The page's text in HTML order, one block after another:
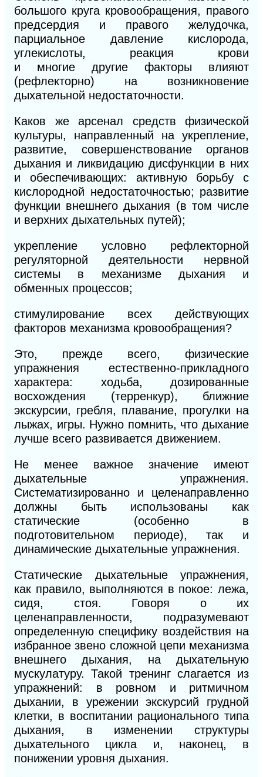
большого круга кровообращения, правого
предсердия и правого желудочка,
парциальное давление кислорода,
углекислоты, реакция крови
и многие другие факторы влияют
(рефлекторно) на возникновение
дыхательной недостаточности.
Каков же арсенал средств физической
культуры, направленный на укрепление,
развитие, совершенствование органов
дыхания и ликвидацию дисфункции в них
и обеспечивающих: активную борьбу с
кислородной недостаточностью; развитие
функции внешнего дыхания (в том числе
и верхних дыхательных путей);
укрепление условно рефлекторной
регуляторной деятельности нервной
системы в механизме дыхания и
обменных процессов;
стимулирование всех действующих
факторов механизма кровообращения?
Это, прежде всего, физические
упражнения естественно-прикладного
характера: ходьба, дозированные
восхождения (терренкур), ближние
экскурсии, гребля, плавание, прогулки на
лыжах, игры. Нужно помнить, что дыхание
лучше всего развивается движением.
Не менее важное значение имеют
дыхательные упражнения.
Систематизированно и целенаправленно
должны быть использованы как
статические (особенно в
подготовительном периоде), так и
динамические дыхательные упражнения.
Статические дыхательные упражнения,
как правило, выполняются в покое: лежа,
сидя, стоя. Говоря о их
целенаправленности, подразумевают
определенную специфику воздействия на
избранное звено сложной цепи механизма
внешнего дыхания, на дыхательную
мускулатуру. Такой тренинг слагается из
упражнений: в ровном и ритмичном
дыхании, в урежении экскурсий грудной
клетки, в воспитании рационального типа
дыхания, в изменении структуры
дыхательного цикла и, наконец, в
понижении уровня дыхания.